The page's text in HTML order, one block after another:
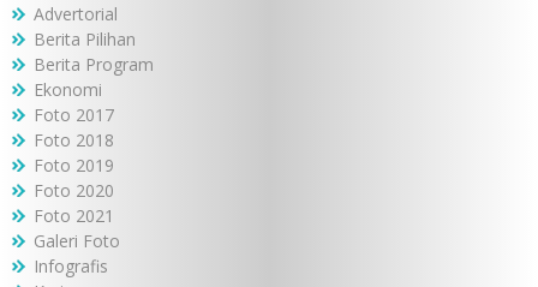
Advertorial
Berita Pilihan
Berita Program
Ekonomi
Foto 2017
Foto 2018
Foto 2019
Foto 2020
Foto 2021
Galeri Foto
Infografis